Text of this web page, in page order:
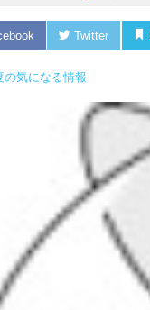
Twitter
の気になる情報